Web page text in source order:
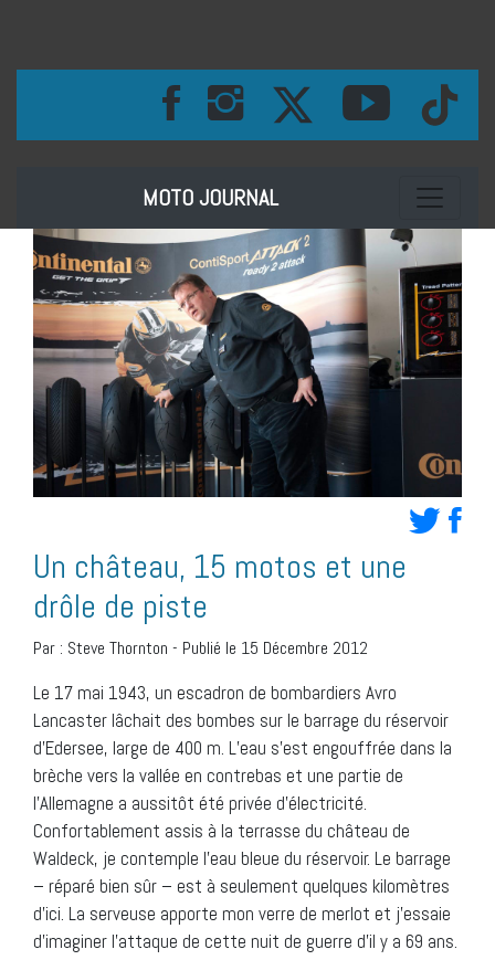
MOTO JOURNAL Toggle
Un château, 15 motos et une
drôle de piste
Par : Steve Thornton - Publié le 15 Décembre 2012
Le 17 mai 1943, un escadron de bombardiers Avro
Lancaster lâchait des bombes sur le barrage du réservoir
d’Edersee, large de 400 m. L’eau s’est engouffrée dans la
brèche vers la vallée en contrebas et une partie de
l’Allemagne a aussitôt été privée d’électricité.
Confortablement assis à la terrasse du château de
Waldeck, je contemple l’eau bleue du réservoir. Le barrage
– réparé bien sûr – est à seulement quelques kilomètres
d’ici. La serveuse apporte mon verre de merlot et j’essaie
d’imaginer l’attaque de cette nuit de guerre d’il y a 69 ans.